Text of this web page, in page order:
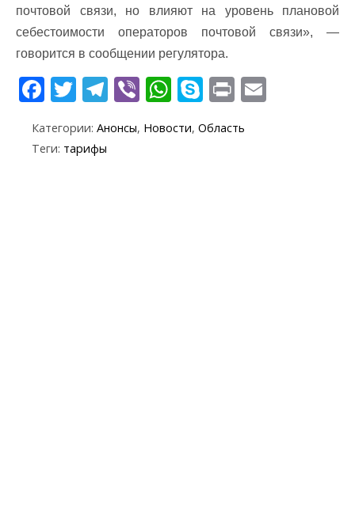
почтовой связи, но влияют на уровень плановой
себестоимости операторов почтовой связи», —
говорится в сообщении регулятора.
F
e
T
itt
er
T
e
Vi
er
W
at
S
k
y
Pr
t
Категории: Анонсы, Новости, Область
Теги: тарифы